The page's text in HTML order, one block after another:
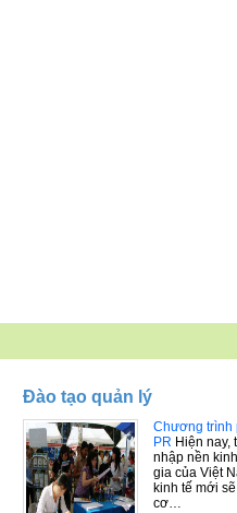
Đào tạo quản lý
Chương trình
PR Hiện nay,
nhập nền
gia của Việt
kinh tế mới
cơ…